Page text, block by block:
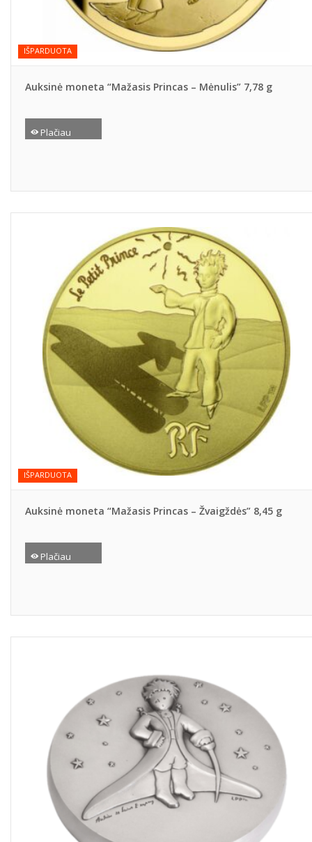
IŠPARDUOTA
Auksinė moneta “Mažasis Princas – Mėnulis” 7,78 g
Plačiau
IŠPARDUOTA
Auksinė moneta “Mažasis Princas – Žvaigždės” 8,45 g
Plačiau